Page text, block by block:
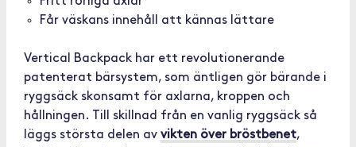
Får väskans innehåll att kännas lättare
Vertical Backpack har ett revolutionerande
patenterat bärsystem, som äntligen gör bärande i
ryggsäck skonsamt för axlarna, kroppen och
hållningen. Till skillnad från en vanlig ryggsäck så
läggs största delen av vikten över bröstbenet,